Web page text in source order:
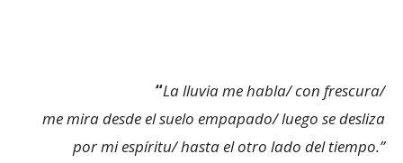
“La lluvia me habla/ con frescura/
me mira desde el suelo empapado/ luego se desliza
por mi espíritu/ hasta el otro lado del tiempo.”